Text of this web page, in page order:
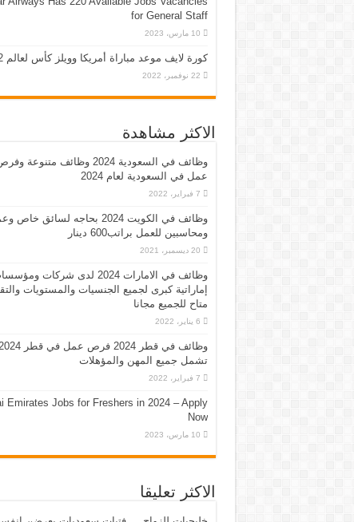
for General Staff
10 مارس، 2023
كورة لايف موعد مباراة أمريكا وويلز كأس لعالم 2022
22 نوفمبر، 2022
الاكثر مشاهدة
وظائف في السعودية 2024 وظائف متنوعة
عمل في السعودية لعام 2024
7 فبراير، 2022
وظائف في الكويت 2024 بحاجه لسائق خاص
ومحاسبين للعمل براتب600 دينار
20 ديسمبر، 2021
وظائف في الامارات 2024 لدى شركات
إماراتية كبرى لجميع الجنسيات والمستويات
متاح للجميع مجانا
6 يناير، 2022
وظائف في قطر 2024 فرص عمل في
تشمل جميع المهن والمؤهلات
7 فبراير، 2022
Emirates Jobs for Freshers in 2024 – Apply
Now
10 مارس، 2023
الاكثر تعليقا